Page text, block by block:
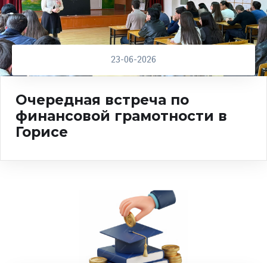
23-06-2026
Очередная встреча по
финансовой грамотности в
Горисе